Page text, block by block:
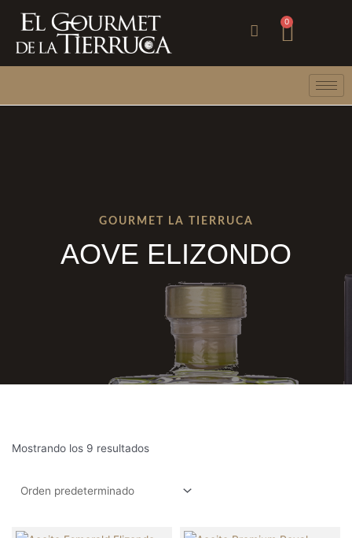
contenido
0
GOURMET LA TIERRUCA
AOVE ELIZONDO
Mostrando los 9 resultados